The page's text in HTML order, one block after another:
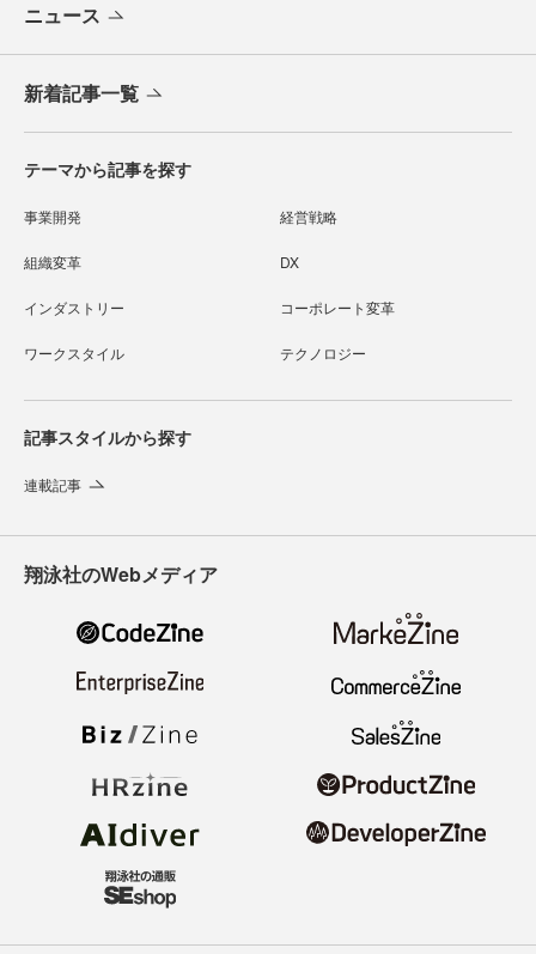
ニュース
新着記事一覧
テーマから記事を探す
事業開発 経営戦略
組織変革 DX
インダストリー コーポレート変革
ワークスタイル テクノロジー
記事スタイルから探す
連載記事
翔泳社のWebメディア